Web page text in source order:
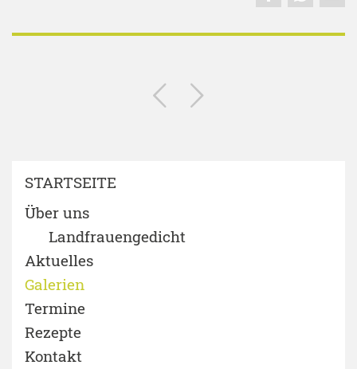
STARTSEITE
Über uns
Landfrauengedicht
Aktuelles
Galerien
Termine
Rezepte
Kontakt